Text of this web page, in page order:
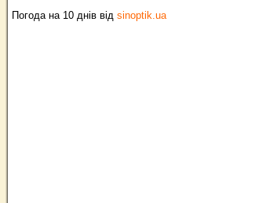
Погода на 10 днів від sinoptik.ua